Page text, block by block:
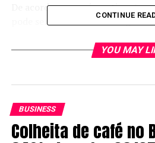
De acordo com as investigações,
pode ser ainda maior e chegar a
132 milhões, considerando o
produtores afetados em
São Paulo, como Claraval e
e Cristais Paulista (SP), o que
CONTINUE
YOU MAY
BUSINESS
Colheita de café no